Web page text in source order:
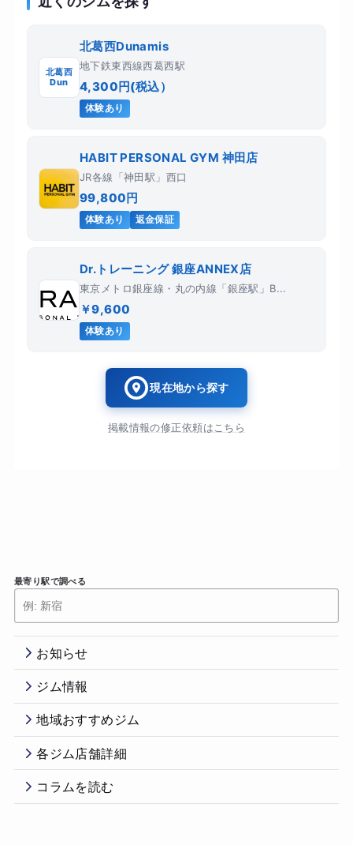
北葛西
Dun
北葛西Dunamis
地下鉄東西線西葛西駅
4,300円(税込）
体験あり
HABIT PERSONAL GYM 神田店
JR各線「神田駅」西口
99,800円
体験あり 返金保証
Dr.トレーニング 銀座ANNEX店
東京メトロ銀座線・丸の内線「銀座駅」B...
￥9,600
体験あり
現在地から探す
掲載情報の修正依頼はこちら
最寄り駅で調べる
お知らせ
ジム情報
地域おすすめジム
各ジム店舗詳細
コラムを読む